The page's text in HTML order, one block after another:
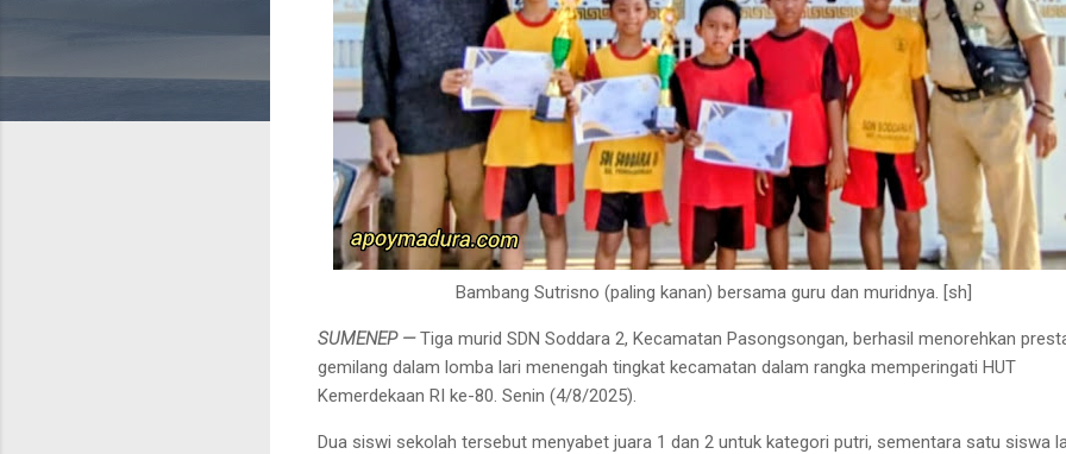
Bambang Sutrisno (paling kanan) bersama guru dan muridnya. [sh]
SUMENEP —Tiga murid SDN Soddara 2, Kecamatan Pasongsongan, berhasil menorehkan
gemilang dalam lomba lari menengah tingkat kecamatan dalam rangka memperingati HUT
Kemerdekaan RI ke-80. Senin (4/8/2025).
Dua siswi sekolah tersebut menyabet juara 1 dan 2 untuk kategori putri, sementara satu siswa